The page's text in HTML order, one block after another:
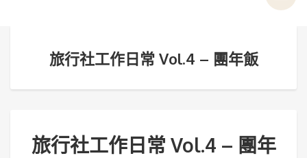
旅行社工作日常 Vol.4 – 團年飯
旅行社工作日常 Vol.4 – 團年